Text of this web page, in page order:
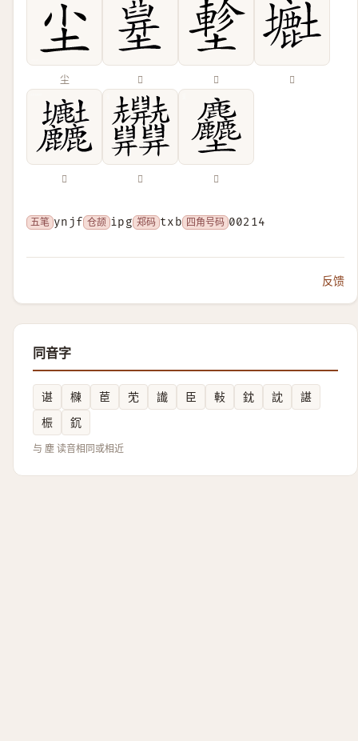
尘 𡐪 𡑁 𡒲
𡔚 𦧄 𪋻
五笔 ynjf 仓颉 ipg 郑码 txb 四角号码 00214
反馈
同音字
谌 樄 茞 䒞 䜟 臣 軙 鈂 訦
諶
桭
䤟
与 塵 读音相同或相近